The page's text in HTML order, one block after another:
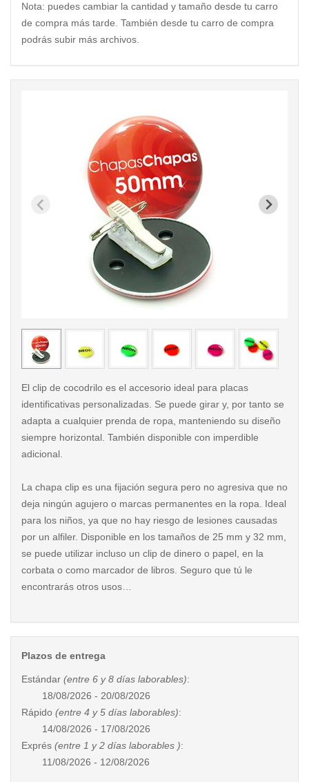
Nota: puedes cambiar la cantidad y tamaño desde tu carro
de compra más tarde. También desde tu carro de compra
podrás subir más archivos.
< /picture>
El clip de cocodrilo es el accesorio ideal para placas
identificativas personalizadas. Se puede girar y, por tanto se
adapta a cualquier prenda de ropa, manteniendo su diseño
siempre horizontal. También disponible con imperdible
adicional.
La chapa clip es una fijación segura pero no agresiva que no
deja ningún agujero o marcas permanentes en la ropa. Ideal
para los niños, ya que no hay riesgo de lesiones causadas
por un alfiler. Disponible en los tamaños de 25 mm y 32 mm,
se puede utilizar incluso un clip de dinero o papel, en la
corbata o como marcador de libros. Seguro que tú le
encontrarás otros usos…
Plazos de entrega
Estándar (entre 6 y 8 días laborables):
18/08/2026 - 20/08/2026
Rápido (entre 4 y 5 días laborables):
14/08/2026 - 17/08/2026
Exprés (entre 1 y 2 días laborables ):
11/08/2026 - 12/08/2026